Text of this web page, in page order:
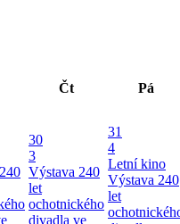
Čt Pá
30
3
Výstava 240
let
ochotnického
divadla ve
31
4
Letní kino
Výstava 240
let